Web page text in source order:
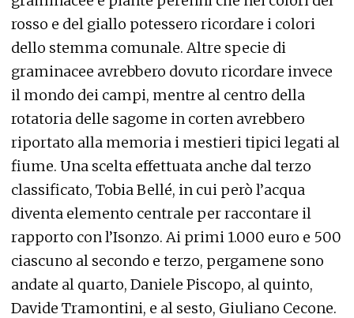
rosso e del giallo potessero ricordare i colori
dello stemma comunale. Altre specie di
graminacee avrebbero dovuto ricordare invece
il mondo dei campi, mentre al centro della
rotatoria delle sagome in corten avrebbero
riportato alla memoria i mestieri tipici legati al
fiume. Una scelta effettuata anche dal terzo
classificato, Tobia Bellé, in cui però l’acqua
diventa elemento centrale per raccontare il
rapporto con l’Isonzo. Ai primi 1.000 euro e 500
ciascuno al secondo e terzo, pergamene sono
andate al quarto, Daniele Piscopo, al quinto,
Davide Tramontini, e al sesto, Giuliano Cecone.